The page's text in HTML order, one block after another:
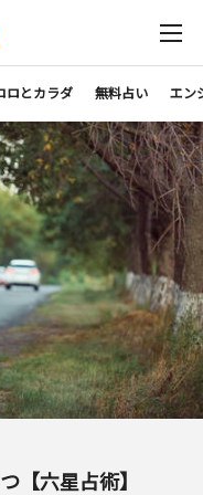
ロとカラダ 無料占い エン
【六星占術】